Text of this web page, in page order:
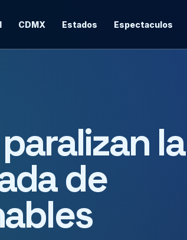
CDMX Estados Espectaculos
la
de